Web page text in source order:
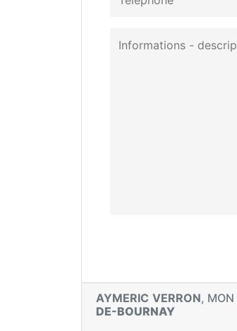
AYMERIC VERRON, MON
DE-BOURNAY